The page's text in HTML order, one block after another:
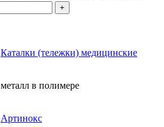
Каталки (тележки) медицинские
металл в полимере
Артинокс